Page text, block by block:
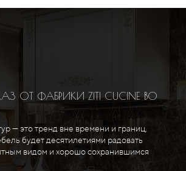
ОТ ФАБРИКИ ZITI CUCINE ВО
— это тренд вне времени и границ,
будет десятилетиями радовать
видом и хорошо сохранившимся